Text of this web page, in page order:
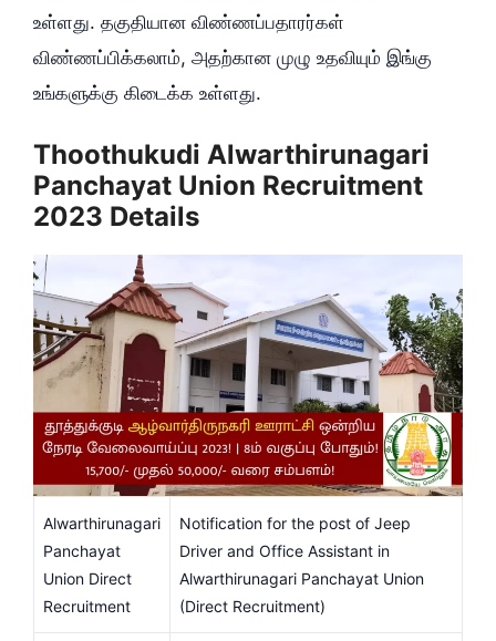
உள்ளது. தகுதியான விண்ணப்பதாரர்கள்
விண்ணப்பிக்கலாம், அதற்கான முழு உதவியும் இங்கு
உங்களுக்கு கிடைக்க உள்ளது.
Thoothukudi Alwarthirunagari
Panchayat Union Recruitment
2023 Details
Alwarthirunagari
Panchayat
Union Direct
Recruitment
Notification for the post of Jeep
Driver and Office Assistant in
Alwarthirunagari Panchayat Union
(Direct Recruitment)